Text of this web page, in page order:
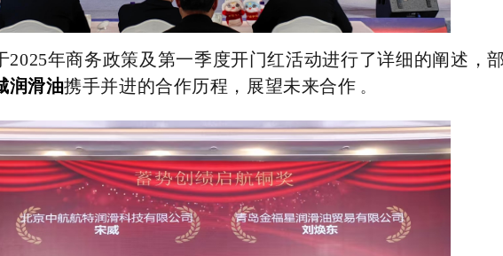
年商务政策及第一季度开门红活动进行了详细的阐述，
润滑油携手并进的合作历程，展望未来合作 。